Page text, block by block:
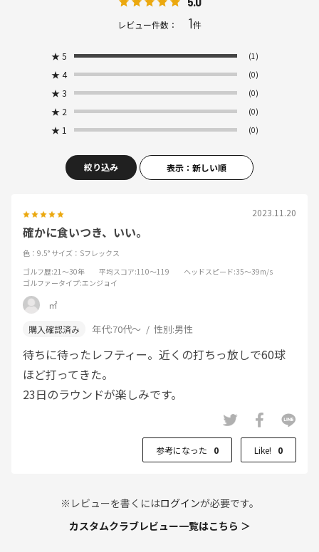
レビュー件数： 1件
★ 5 (1)
★ 4 (0)
★ 3 (0)
★ 2 (0)
★ 1 (0)
絞り込み 表示：新しい順
2023.11.20
確かに食いつき、いい。
色：9.5° サイズ：Sフレックス
ゴルフ歴:21～30年 平均スコア:110～119 ヘッドスピード:35～39m/s
ゴルファータイプ:エンジョイ
㎡
年代:70代～ 性別:男性
待ちに待ったレフティー。近くの打ちっ放しで60球
ほど打ってきた。
23日のラウンドが楽しみです。
参考になった 0 Like! 0
※レビューを書くにはログインが必要です。
カスタムクラブレビュー一覧はこちら ＞